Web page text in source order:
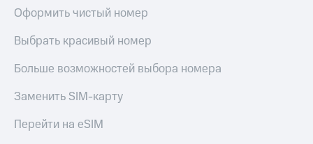
Оформить чистый номер
Выбрать красивый номер
Больше возможностей выбора номера
Заменить SIM-карту
Перейти на eSIM